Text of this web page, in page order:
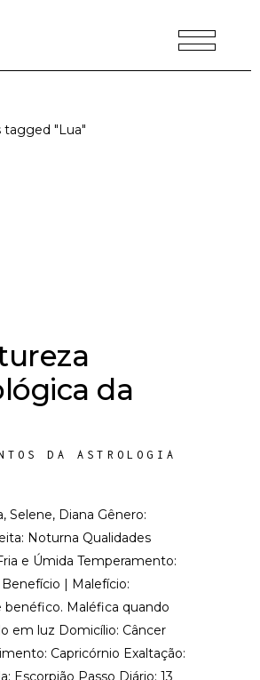
tagged "Lua"
da
DA ASTROLOGIA
Selene, Diana Gênero:
Noturna Qualidades
e Úmida Temperamento:
| Malefício:
benéfico. Maléfica quando
em luz Domicílio: Câncer
Capricórnio Exaltação:
Escorpião Passo Diário: 13